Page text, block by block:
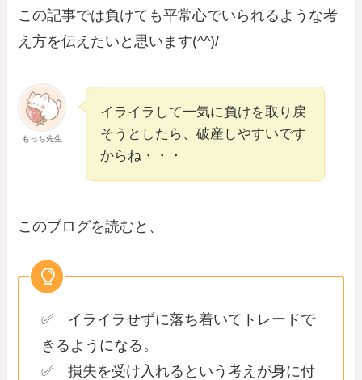
この記事では負けても平常心でいられるような考
え方を伝えたいと思います(^^)/
もっち先生
イライラして一気に負けを取り戻
そうとしたら、破産しやすいです
からね・・・
このブログを読むと、
✅ イライラせずに落ち着いてトレードで
きるようになる。
✅ 損失を受け入れるという考えが身に付